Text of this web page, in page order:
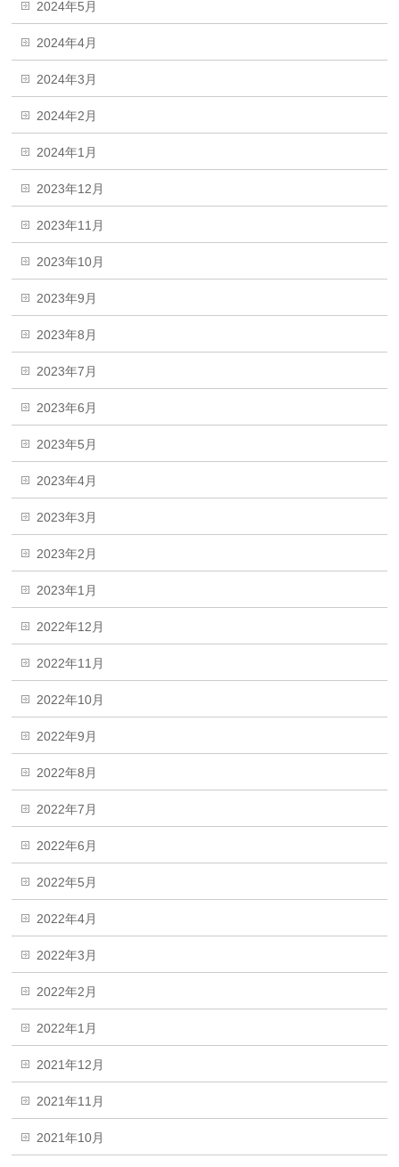
2024年5月
2024年4月
2024年3月
2024年2月
2024年1月
2023年12月
2023年11月
2023年10月
2023年9月
2023年8月
2023年7月
2023年6月
2023年5月
2023年4月
2023年3月
2023年2月
2023年1月
2022年12月
2022年11月
2022年10月
2022年9月
2022年8月
2022年7月
2022年6月
2022年5月
2022年4月
2022年3月
2022年2月
2022年1月
2021年12月
2021年11月
2021年10月